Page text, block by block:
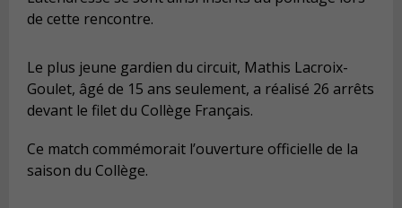
de cette rencontre.
Le plus jeune gardien du circuit, Mathis Lacroix-
Goulet, âgé de 15 ans seulement, a réalisé 26 arrêts
devant le filet du Collège Français.
Ce match commémorait l’ouverture officielle de la
saison du Collège.